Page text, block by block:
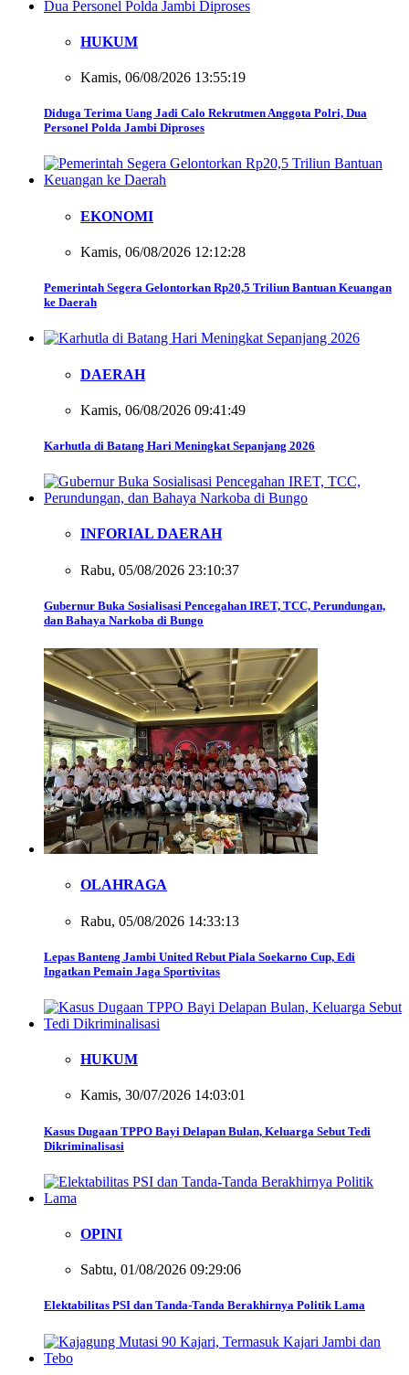
HUKUM
Kamis, 06/08/2026 13:55:19
Diduga Terima Uang Jadi Calo Rekrutmen Anggota Polri, Dua
Personel Polda Jambi Diproses
EKONOMI
Kamis, 06/08/2026 12:12:28
Pemerintah Segera Gelontorkan Rp20,5 Triliun Bantuan Keuangan
ke Daerah
DAERAH
Kamis, 06/08/2026 09:41:49
Karhutla di Batang Hari Meningkat Sepanjang 2026
INFORIAL DAERAH
Rabu, 05/08/2026 23:10:37
Gubernur Buka Sosialisasi Pencegahan IRET, TCC, Perundungan,
dan Bahaya Narkoba di Bungo
OLAHRAGA
Rabu, 05/08/2026 14:33:13
Lepas Banteng Jambi United Rebut Piala Soekarno Cup, Edi
Ingatkan Pemain Jaga Sportivitas
HUKUM
Kamis, 30/07/2026 14:03:01
Kasus Dugaan TPPO Bayi Delapan Bulan, Keluarga Sebut Tedi
Dikriminalisasi
OPINI
Sabtu, 01/08/2026 09:29:06
Elektabilitas PSI dan Tanda-Tanda Berakhirnya Politik Lama